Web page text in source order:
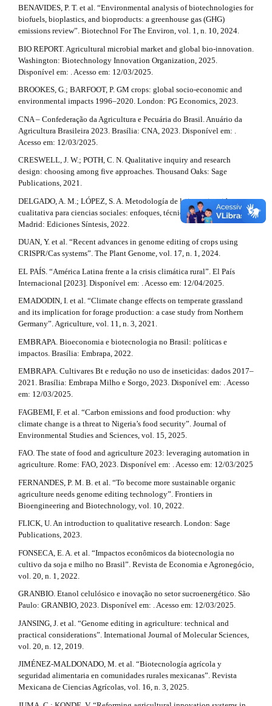
l
e
n
u
s
i
d
e
b
r
#
#
i
c
l
e
.
d
e
t
a
i
l
s
#
BENAVIDES, P. T. et al. “Environmental analysis of biotechnologies for
biofuels, bioplastics, and bioproducts: a greenhouse gas (GHG)
emissions review”. Biotechnol For The Environ, vol. 1, n. 10, 2024.
BIO REPORT. Agricultural microbial market and global bio-innovation.
Washington: Biotechnology Innovation Organization, 2025.
Disponível em: . Acesso em: 12/03/2025.
BROOKES, G.; BARFOOT, P. GM crops: global socio-economic and
environmental impacts 1996–2020. London: PG Economics, 2023.
CNA – Confederação da Agricultura e Pecuária do Brasil. Anuário da
Agricultura Brasileira 2023. Brasília: CNA, 2023. Disponível em: .
Acesso em: 12/03/2025.
CRESWELL, J. W.; POTH, C. N. Qualitative inquiry and research
design: choosing among five approaches. Thousand Oaks: Sage
Publications, 2021.
DELGADO, A. M.; LÓPEZ, S. A. Metodología de la investigación
cualitativa para ciencias sociales: enfoques, técnicas y estudios de caso.
Madrid: Ediciones Síntesis, 2022.
DUAN, Y. et al. “Recent advances in genome editing of crops using
CRISPR/Cas systems”. The Plant Genome, vol. 17, n. 1, 2024.
EL PAÍS. “América Latina frente a la crisis climática rural”. El País
Internacional [2023]. Disponível em: . Acesso em: 12/04/2025.
EMADODIN, I. et al. “Climate change effects on temperate grassland
and its implication for forage production: a case study from Northern
Germany”. Agriculture, vol. 11, n. 3, 2021.
EMBRAPA. Bioeconomia e biotecnologia no Brasil: políticas e
impactos. Brasília: Embrapa, 2022.
EMBRAPA. Cultivares Bt e redução no uso de inseticidas: dados 2017–
2021. Brasília: Embrapa Milho e Sorgo, 2023. Disponível em: . Acesso
em: 12/03/2025.
FAGBEMI, F. et al. “Carbon emissions and food production: why
climate change is a threat to Nigeria’s food security”. Journal of
Environmental Studies and Sciences, vol. 15, 2025.
FAO. The state of food and agriculture 2023: leveraging automation in
agriculture. Rome: FAO, 2023. Disponível em: . Acesso em: 12/03/2025
FERNANDES, P. M. B. et al. “To become more sustainable organic
agriculture needs genome editing technology”. Frontiers in
Bioengineering and Biotechnology, vol. 10, 2022.
FLICK, U. An introduction to qualitative research. London: Sage
Publications, 2023.
FONSECA, E. A. et al. “Impactos econômicos da biotecnologia no
cultivo da soja e milho no Brasil”. Revista de Economia e Agronegócio,
vol. 20, n. 1, 2022.
GRANBIO. Etanol celulósico e inovação no setor sucroenergético. São
Paulo: GRANBIO, 2023. Disponível em: . Acesso em: 12/03/2025.
JANSING, J. et al. “Genome editing in agriculture: technical and
practical considerations”. International Journal of Molecular Sciences,
vol. 20, n. 12, 2019.
JIMÉNEZ-MALDONADO, M. et al. “Biotecnología agrícola y
seguridad alimentaria en comunidades rurales mexicanas”. Revista
Mexicana de Ciencias Agrícolas, vol. 16, n. 3, 2025.